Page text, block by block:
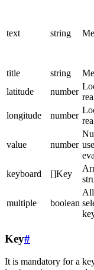
text string
title
string
latitude
number
longitude
number
value number
keyboard []Key
multiple boolean
Key#
It is mandatory for a